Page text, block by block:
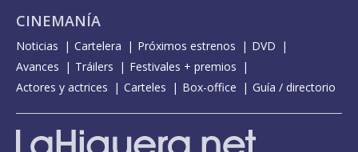
CINEMANÍA
Noticias Cartelera Próximos estrenos
DVD
Avances
Tráilers
Festivales + premios
Actores y actrices
Carteles Box-office Guía / directorio